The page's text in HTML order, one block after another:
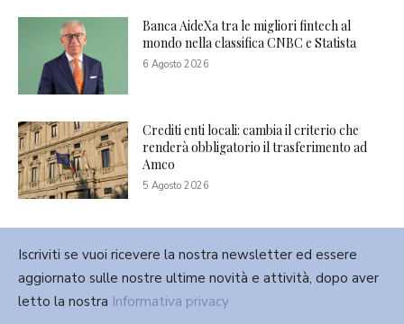
Banca AideXa tra le migliori fintech al
mondo nella classifica CNBC e Statista
6 Agosto 2026
Crediti enti locali: cambia il criterio che
renderà obbligatorio il trasferimento ad
Amco
5 Agosto 2026
Iscriviti se vuoi ricevere la nostra newsletter ed essere
aggiornato sulle nostre ultime novità e attività, dopo aver
letto la nostra Informativa privacy